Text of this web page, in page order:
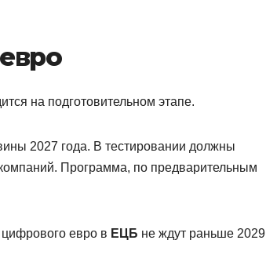
на подготовительном этапе.
2027 года. В тестировании должны
Программа, по предварительным
евро в ЕЦБ не ждут раньше 2029